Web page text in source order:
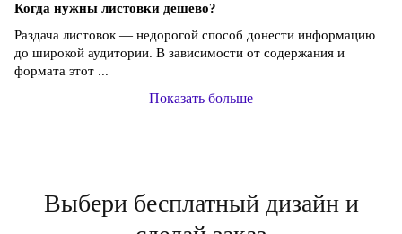
Когда нужны листовки дешево?
Раздача листовок — недорогой способ донести информацию
до широкой аудитории. В зависимости от содержания и
формата этот ...
Показать больше
Выбери бесплатный дизайн и